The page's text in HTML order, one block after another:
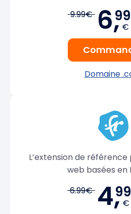
9.99€ 6,99
€
Domaine
L’extension de
web basées en
6.99€ 4,99
€